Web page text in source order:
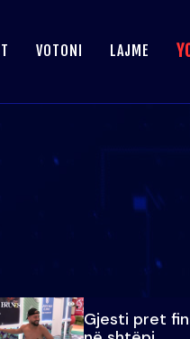
VOTONI LAJME
Gjesti pret